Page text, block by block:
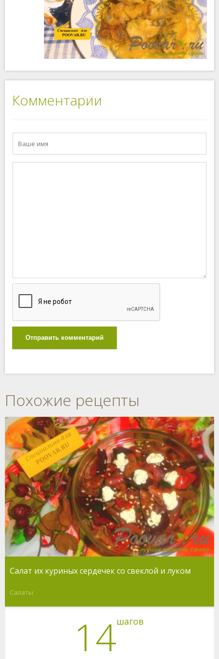
Комментарии
Отправить комментарий
Похожие рецепты
Салат их куриных сердечек со свеклой и луком
Салаты
14шагов